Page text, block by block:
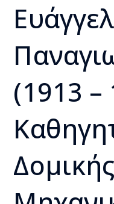
(1913 –
Δοµικής